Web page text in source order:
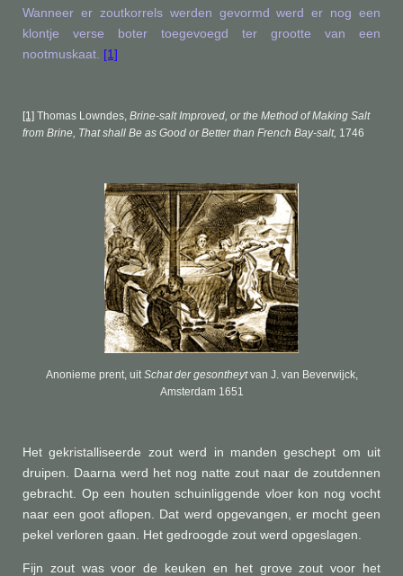
Wanneer er zoutkorrels werden gevormd werd er nog een
klontje verse boter toegevoegd ter grootte van een
nootmuskaat. [1]
[1] Thomas Lowndes, Brine-salt Improved, or the Method of Making Salt
from Brine, That shall Be as Good or Better than French Bay-salt, 1746
Anonieme prent, uit Schat der gesontheytvan J. van Beverwijck,
Amsterdam 1651
Het gekristalliseerde zout werd in manden geschept om uit
druipen. Daarna werd het nog natte zout naar de zoutdennen
gebracht. Op een houten schuinliggende vloer kon nog vocht
naar een goot aflopen. Dat werd opgevangen, er mocht geen
pekel verloren gaan. Het gedroogde zout werd opgeslagen.
Fijn zout was voor de keuken en het grove zout voor het